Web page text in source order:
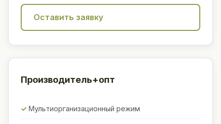
Оставить заявку
Производитель+опт
Мультиорганизационный режим